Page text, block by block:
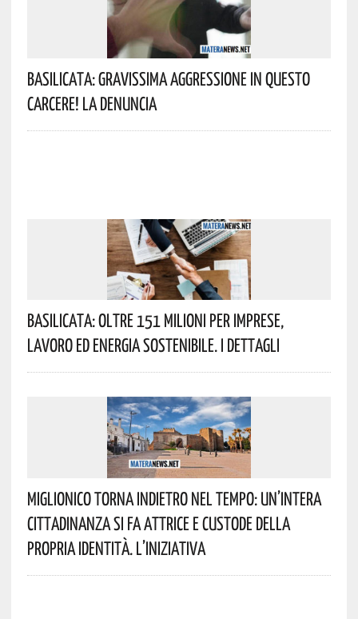
Basilicata: Gravissima Aggressione In Questo
Carcere! La Denuncia
Basilicata: Oltre 151 Milioni Per Imprese,
Lavoro Ed Energia Sostenibile. I Dettagli
Miglionico Torna Indietro Nel Tempo: Un’intera
Cittadinanza Si Fa Attrice E Custode Della
Propria Identità. L’iniziativa